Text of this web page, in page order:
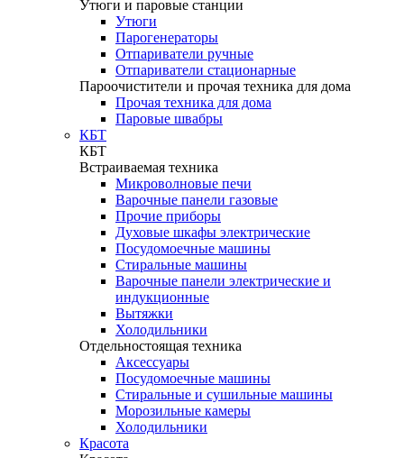
Утюги и паровые станции
Утюги
Парогенераторы
Отпариватели ручные
Отпариватели стационарные
Пароочистители и прочая техника для дома
Прочая техника для дома
Паровые швабры
КБТ
КБТ
Встраиваемая техника
Микроволновые печи
Варочные панели газовые
Прочие приборы
Духовые шкафы электрические
Посудомоечные машины
Стиральные машины
Варочные панели электрические и
индукционные
Вытяжки
Холодильники
Отдельностоящая техника
Аксессуары
Посудомоечные машины
Стиральные и сушильные машины
Морозильные камеры
Холодильники
Красота